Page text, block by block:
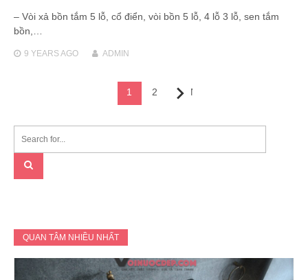
– Vòi xả bồn tắm 5 lỗ, cổ điển, vòi bồn 5 lỗ, 4 lỗ 3 lỗ, sen tắm
bồn,…
9 YEARSAGO ADMIN
1 2 Next
QUAN TÂM NHIỀU NHẤT